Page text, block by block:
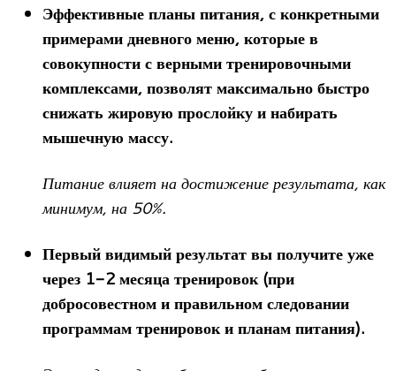
Эффективные планы питания, с конкретными
примерами дневного меню, которые в
совокупности с верными тренировочными
комплексами, позволят максимально быстро
снижать жировую прослойку и набирать
мышечную массу.
Питание влияет на достижение результата, как
минимум, на 50%.
Первый видимый результат вы получите уже
через 1-2 месяца тренировок (при
добросовестном и правильном следовании
программам тренировок и планам питания).